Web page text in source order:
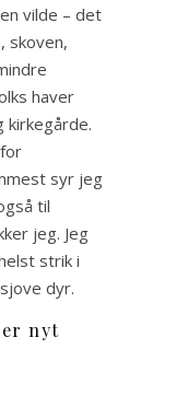
vilde – det
skoven,
haver
kirkegårde.
syr jeg
til
jeg. Jeg
strik i
dyr.
nyt